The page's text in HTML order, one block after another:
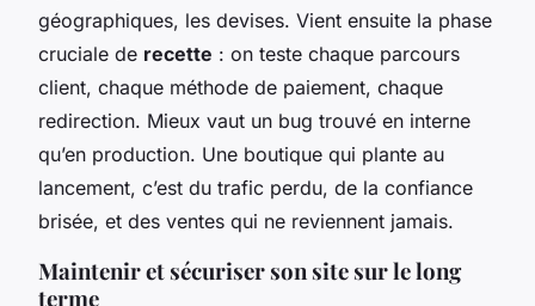
géographiques, les devises. Vient ensuite la phase
cruciale de recette : on teste chaque parcours
client, chaque méthode de paiement, chaque
redirection. Mieux vaut un bug trouvé en interne
qu’en production. Une boutique qui plante au
lancement, c’est du trafic perdu, de la confiance
brisée, et des ventes qui ne reviennent jamais.
Maintenir et sécuriser son site sur le long
terme